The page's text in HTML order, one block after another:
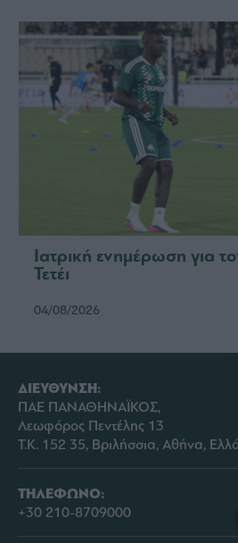
Ιατρική ενημέρωση για
Τετέι
04/08/2026
ΔΙΕΥΘΥΝΣΗ:
ΠΑΕ ΠΑΝΑΘΗΝΑΪΚΟΣ,
Λεωφόρος Πεντέλης 13
Τ.Κ. 152 35, Βριλήσσια, Αθήνα,
ΤΗΛΕΦΩΝΟ:
+30 210-8709000